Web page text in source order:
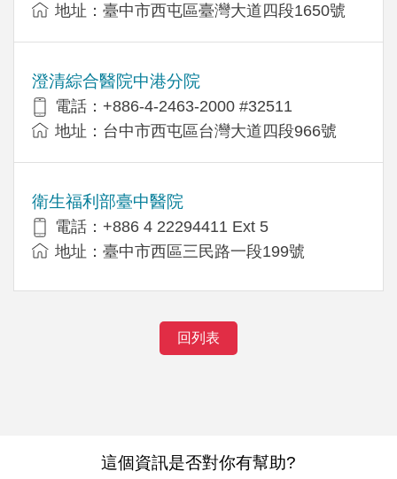
地址：臺中市西屯區臺灣大道四段1650號
澄清綜合醫院中港分院
電話：+886-4-2463-2000 #32511
地址：台中市西屯區台灣大道四段966號
衛生福利部臺中醫院
電話：+886 4 22294411 Ext 5
地址：臺中市西區三民路一段199號
回列表
這個資訊是否對你有幫助?